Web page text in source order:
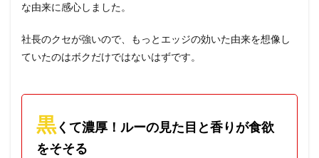
な由来に感心しました。
社長のクセが強いので、もっとエッジの効いた由来を想像し
ていたのはボクだけではないはずです。
黒くて濃厚！ルーの見た目と香りが食欲
をそそる